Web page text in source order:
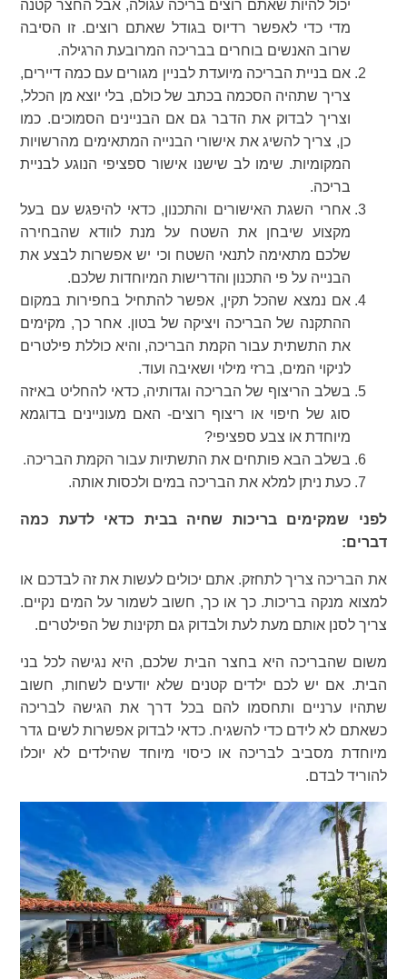
יכול להיות שאתם רוצים בריכה עגולה, אבל החצר קטנה
מדי כדי לאפשר רדיוס בגודל שאתם רוצים. זו הסיבה
שרוב האנשים בוחרים בבריכה המרובעת הרגילה.
אם בניית הבריכה מיועדת לבניין מגורים עם כמה דיירים,
צריך שתהיה הסכמה בכתב של כולם, בלי יוצא מן הכלל,
וצריך לבדוק את הדבר גם אם הבניינים הסמוכים. כמו
כן, צריך להשיג את אישורי הבנייה המתאימים מהרשויות
המקומיות. שימו לב שישנו אישור ספציפי הנוגע לבניית
בריכה.
אחרי השגת האישורים והתכנון, כדאי להיפגש עם בעל
מקצוע שיבחן את השטח על מנת לוודא שהבחירה
שלכם מתאימה לתנאי השטח וכי יש אפשרות לבצע את
הבנייה על פי התכנון והדרישות המיוחדות שלכם.
אם נמצא שהכל תקין, אפשר להתחיל בחפירות במקום
ההתקנה של הבריכה ויציקה של בטון. אחר כך, מקימים
את התשתית עבור הקמת הבריכה, והיא כוללת פילטרים
לניקוי המים, ברזי מילוי ושאיבה ועוד.
בשלב הריצוף של הבריכה וגדותיה, כדאי להחליט באיזה
סוג של חיפוי או ריצוף רוצים- האם מעוניינים בדוגמא
מיוחדת או צבע ספציפי?
בשלב הבא פותחים את התשתיות עבור הקמת הבריכה.
כעת ניתן למלא את הבריכה במים ולכסות אותה.
לפני שמקימים בריכות שחיה בבית כדאי לדעת כמה
דברים:
את הבריכה צריך לתחזק. אתם יכולים לעשות את זה לבדכם או
למצוא מנקה בריכות. כך או כך, חשוב לשמור על המים נקיים.
צריך לסנן אותם מעת לעת ולבדוק גם תקינות של הפילטרים.
משום שהבריכה היא בחצר הבית שלכם, היא נגישה לכל בני
הבית. אם יש לכם ילדים קטנים שלא יודעים לשחות, חשוב
שתהיו ערניים ותחסמו להם בכל דרך את הגישה לבריכה
כשאתם לא לידם כדי להשגיח. כדאי לבדוק אפשרות לשים גדר
מיוחדת מסביב לבריכה או כיסוי מיוחד שהילדים לא יוכלו
להוריד לבדם.